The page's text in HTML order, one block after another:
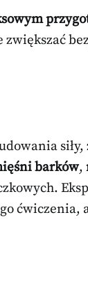
siły,
barków,
ćwiczenia,